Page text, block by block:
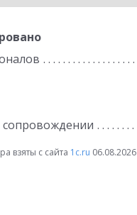
сопровождении
взяты с сайта 1c.ru 06.08.2026